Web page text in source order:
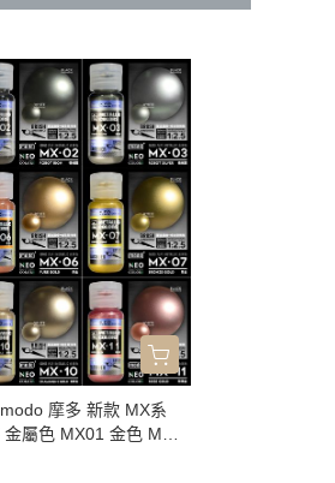
modo 摩多 新款 MX系
屬色 MX01 金色 MX
械銀 MX05 機械金